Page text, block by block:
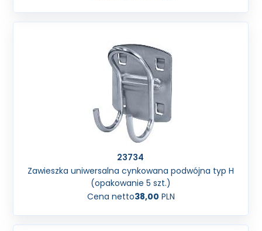
23734
Zawieszka uniwersalna cynkowana podwójna typ H
(opakowanie 5 szt.)
Cena netto38,00 PLN